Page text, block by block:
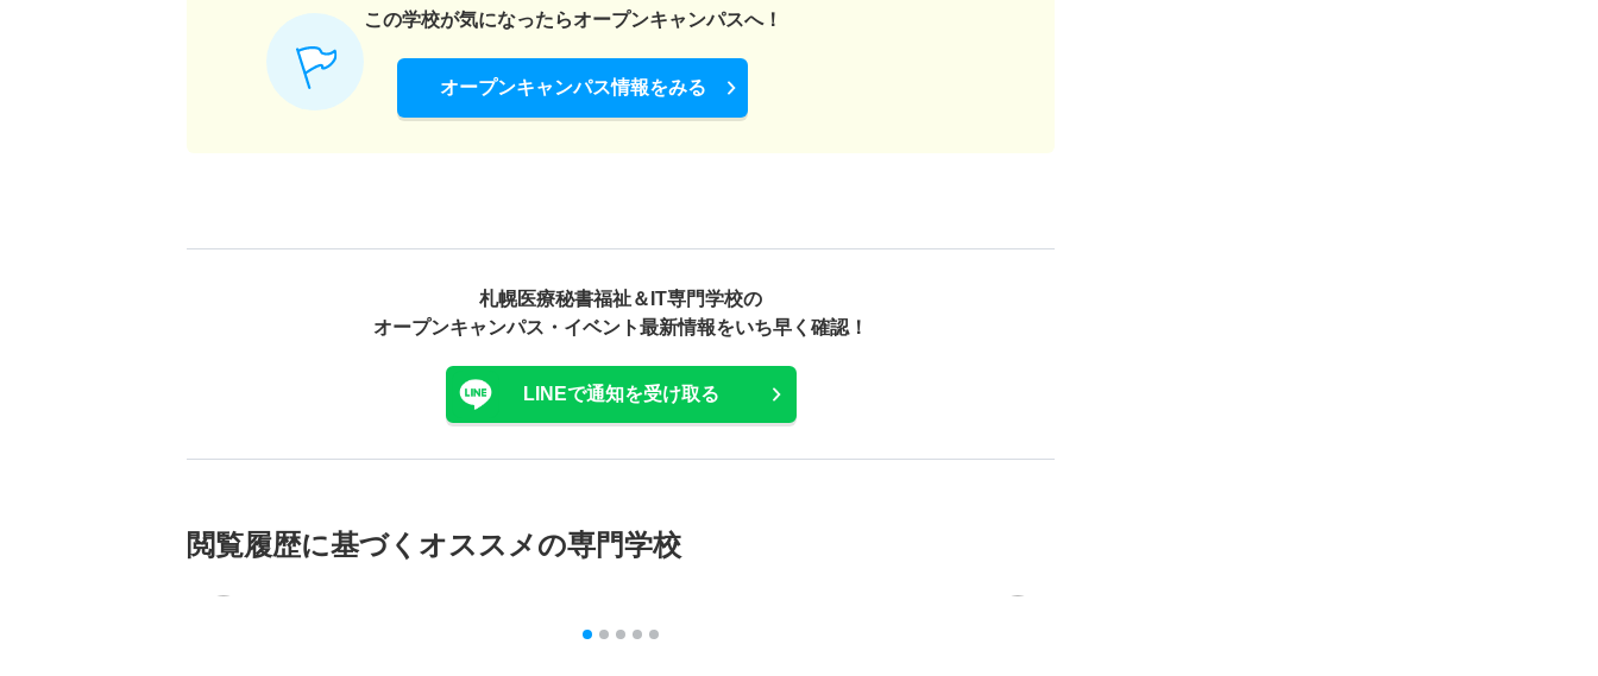
この学校が気になったらオープンキャンパスへ！
オープンキャンパス情報をみる
札幌医療秘書福祉＆IT専門学校の
オープンキャンパス・ イベント最新情報をいち早く確認！
LINEで通知を受け取る
閲覧履歴に基づく オススメの専門学校